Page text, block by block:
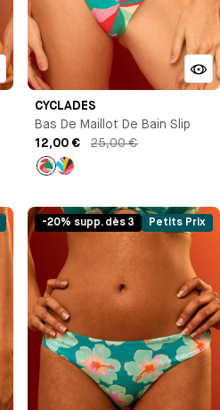
CYCLADES
Bas De Maillot De Bain Slip
12,00 €
25,00 €
Imprimé
-20% supp. dès 3 Petits Prix